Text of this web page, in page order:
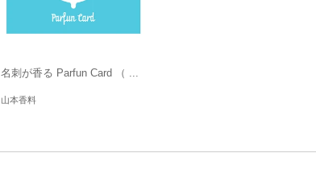
名刺が香る Parfun Card （ ...
山本香料